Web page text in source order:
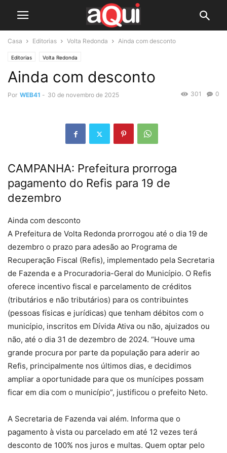
Casa Editorias Volta Redonda Ainda com desconto
Editorias Volta Redonda
Ainda com desconto
Por WEB41 - 30 de novembro de 2025 0
301
CAMPANHA: Prefeitura prorroga
pagamento do Refis para 19 de
dezembro
Ainda com desconto
A Prefeitura de Volta Redonda prorrogou até o dia 19 de
dezembro o prazo para adesão ao Programa de
Recuperação Fiscal (Refis), implementado pela Secretaria
de Fazenda e a Procuradoria-Geral do Município. O Refis
oferece incentivo fiscal e parcelamento de créditos
(tributários e não tributários) para os contribuintes
(pessoas físicas e jurídicas) que tenham débitos com o
município, inscritos em Dívida Ativa ou não, ajuizados ou
não, até o dia 31 de dezembro de 2024. “Houve uma
grande procura por parte da população para aderir ao
Refis, principalmente nos últimos dias, e decidimos
ampliar a oportunidade para que os munícipes possam
ficar em dia com o município”, justificou o prefeito Neto.
A Secretaria de Fazenda vai além. Informa que o
pagamento à vista ou parcelado em até 12 vezes terá
desconto de 100% nos juros e multas. Quem optar pelo